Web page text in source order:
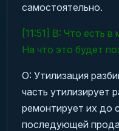
самостоятельно.
[11:51] В: Что есть в
На что это будет
О: Утилизация
часть утилизирует
ремонтирует их до
последующей